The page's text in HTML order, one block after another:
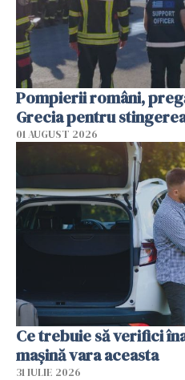
Pompierii români,
Grecia pentru
01 AUGUST 2026
Ce trebuie să verifici
mașină vara aceasta
31 IULIE 2026